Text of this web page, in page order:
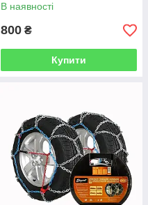
В наявності
800 ₴
Купити